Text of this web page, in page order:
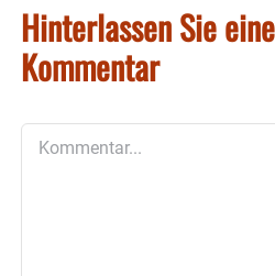
Hinterlassen Sie
Kommentar